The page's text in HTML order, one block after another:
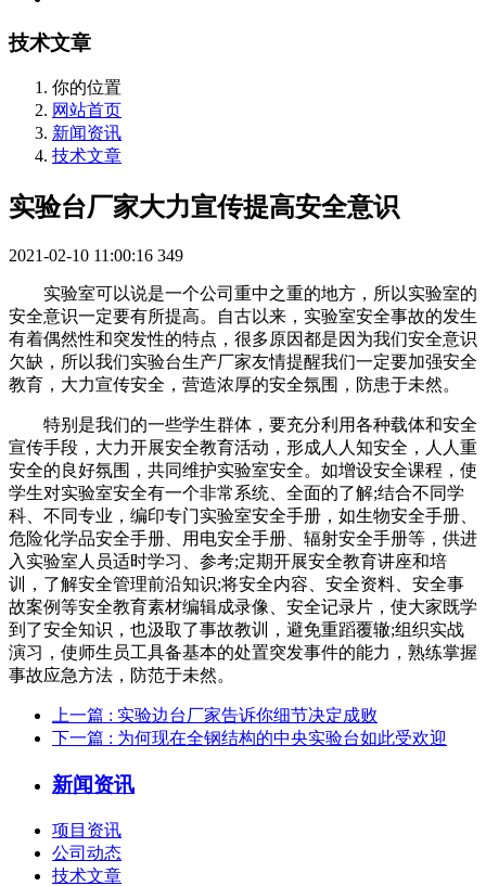
技术文章
你的位置
网站首页
新闻资讯
技术文章
实验台厂家大力宣传提高安全意识
2021-02-10 11:00:16 349
实验室可以说是一个公司重中之重的地方，所以实验室的
安全意识一定要有所提高。自古以来，实验室安全事故的发生
有着偶然性和突发性的特点，很多原因都是因为我们安全意识
欠缺，所以我们实验台生产厂家友情提醒我们一定要加强安全
教育，大力宣传安全，营造浓厚的安全氛围，防患于未然。
特别是我们的一些学生群体，要充分利用各种载体和安全
宣传手段，大力开展安全教育活动，形成人人知安全，人人重
安全的良好氛围，共同维护实验室安全。如增设安全课程，使
学生对实验室安全有一个非常系统、全面的了解;结合不同学
科、不同专业，编印专门实验室安全手册，如生物安全手册、
危险化学品安全手册、用电安全手册、辐射安全手册等，供进
入实验室人员适时学习、参考;定期开展安全教育讲座和培
训，了解安全管理前沿知识;将安全内容、安全资料、安全事
故案例等安全教育素材编辑成录像、安全记录片，使大家既学
到了安全知识，也汲取了事故教训，避免重蹈覆辙;组织实战
演习，使师生员工具备基本的处置突发事件的能力，熟练掌握
事故应急方法，防范于未然。
上一篇 : 实验边台厂家告诉你细节决定成败
下一篇 : 为何现在全钢结构的中央实验台如此受欢迎
新闻资讯
项目资讯
公司动态
技术文章